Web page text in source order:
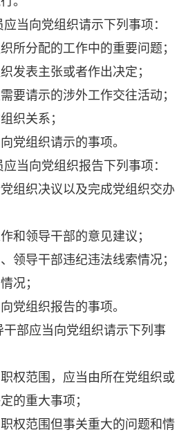
向党组织请示下列事项：
分配的工作中的重要问题；
表主张或者作出决定；
请示的涉外工作交往活动；
关系；
组织请示的事项。
向党组织报告下列事项：
织决议以及完成党组织交办
领导干部的意见建议；
导干部违纪违法线索情况；
况；
组织报告的事项。
部应当向党组织请示下列事
范围，应当由所在党组织或
的重大事项；
范围但事关重大的问题和情